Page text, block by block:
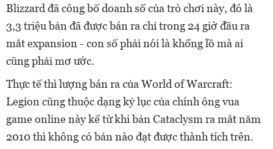
Blizzard đã công bố doanh số của trò chơi này, đó là
3,3 triệu bản đã được bán ra chỉ trong 24 giờ đầu ra
mắt expansion - con số phải nói là khổng lồ mà ai
cũng phải mơ ước.
Thực tế thì lượng bán ra của World of Warcraft:
Legion cũng thuộc dạng kỷ lục của chính ông vua
game online này kể từ khi bản Cataclysm ra mắt năm
2010 thì không có bản nào đạt được thành tích trên.